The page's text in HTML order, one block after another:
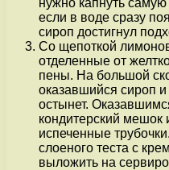
если в воде сразу
сироп достигнул
Со щепоткой
отделенные от
пены. На большой
оказавшийся сироп и
остынет.
кондитерский мешок
испеченные
слоеного теста с
выложить на